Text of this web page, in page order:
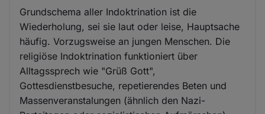
Grundschema aller Indoktrination ist die
Wiederholung, sei sie laut oder leise, Hauptsache
häufig. Vorzugsweise an jungen Menschen. Die
religiöse Indoktrination funktioniert über
Alltagssprech wie "Grüß Gott",
Gottesdienstbesuche, repetierendes Beten und
Massenveranstalungen (ähnlich den Nazi-